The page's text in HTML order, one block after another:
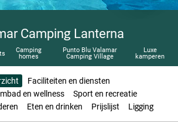
Camping Lanterna
Camping
homes
Punto Blu Valamar
Camping Village
Luxe
kamperen
Faciliteiten en diensten
en wellness
Sport en recreatie
Eten en drinken Prijslijst Ligging